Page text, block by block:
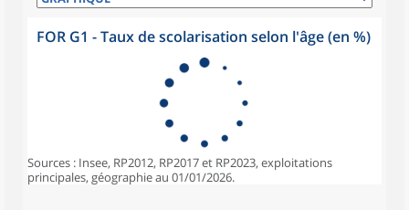
FOR G1 - Taux de scolarisation selon l'âge (en %)
Sources : Insee, RP2012, RP2017 et RP2023, exploitations
principales, géographie au 01/01/2026.